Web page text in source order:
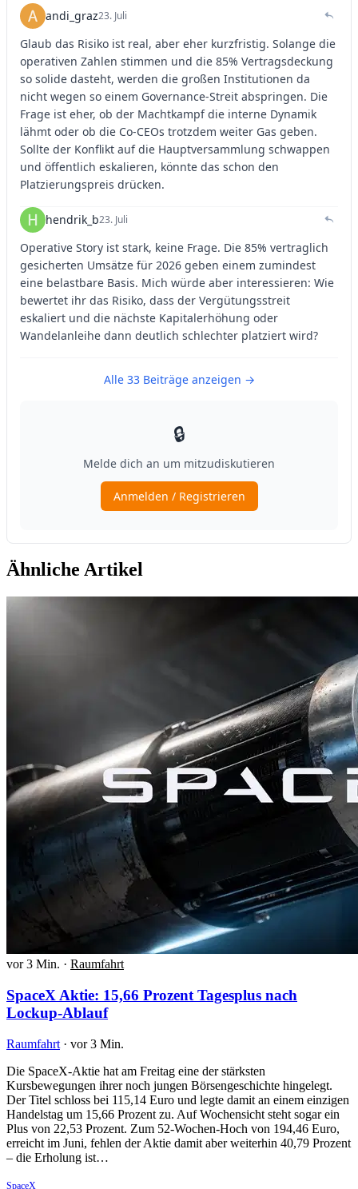
Ähnliche Artikel
vor 3 Min. · Raumfahrt
SpaceX Aktie: 15,66 Prozent Tagesplus nach
Lockup-Ablauf
Raumfahrt · vor 3 Min.
Die SpaceX-Aktie hat am Freitag eine der stärksten
Kursbewegungen ihrer noch jungen Börsengeschichte hingelegt.
Der Titel schloss bei 115,14 Euro und legte damit an einem einzigen
Handelstag um 15,66 Prozent zu. Auf Wochensicht steht sogar ein
Plus von 22,53 Prozent. Zum 52-Wochen-Hoch von 194,46 Euro,
erreicht im Juni, fehlen der Aktie damit aber weiterhin 40,79 Prozent
– die Erholung ist…
SpaceX